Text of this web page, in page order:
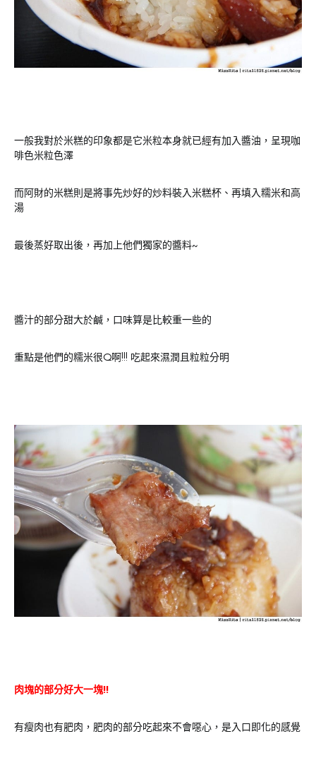
一般我對於米糕的印象都是它米粒本身就已經有加入醬油，呈現咖
啡色米粒色澤
而阿財的米糕則是將事先炒好的炒料裝入米糕杯、再填入糯米和高
湯
最後蒸好取出後，再加上他們獨家的醬料~
醬汁的部分甜大於鹹，口味算是比較重一些的
重點是他們的糯米很Q啊!!! 吃起來濕潤且粒粒分明
肉塊的部分好大一塊!!
有瘦肉也有肥肉，肥肉的部分吃起來不會噁心，是入口即化的感覺